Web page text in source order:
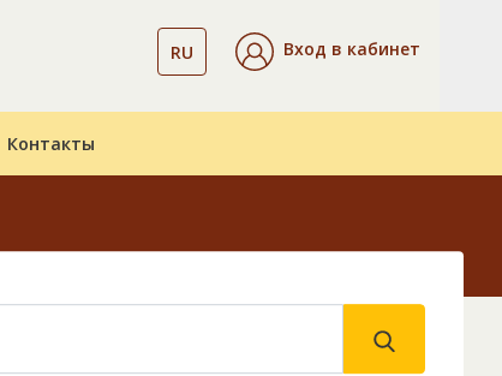
RU Вход в кабинет
Контакты